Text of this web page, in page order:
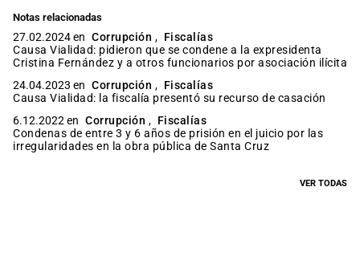
Notas relacionadas
27.02.2024 en Corrupción , Fiscalías
Causa Vialidad: pidieron que se condene a la expresidenta
Cristina Fernández y a otros funcionarios por asociación ilícita
24.04.2023 en Corrupción , Fiscalías
Causa Vialidad: la fiscalía presentó su recurso de casación
6.12.2022 en Corrupción , Fiscalías
Condenas de entre 3 y 6 años de prisión en el juicio por las
irregularidades en la obra pública de Santa Cruz
VER TODAS